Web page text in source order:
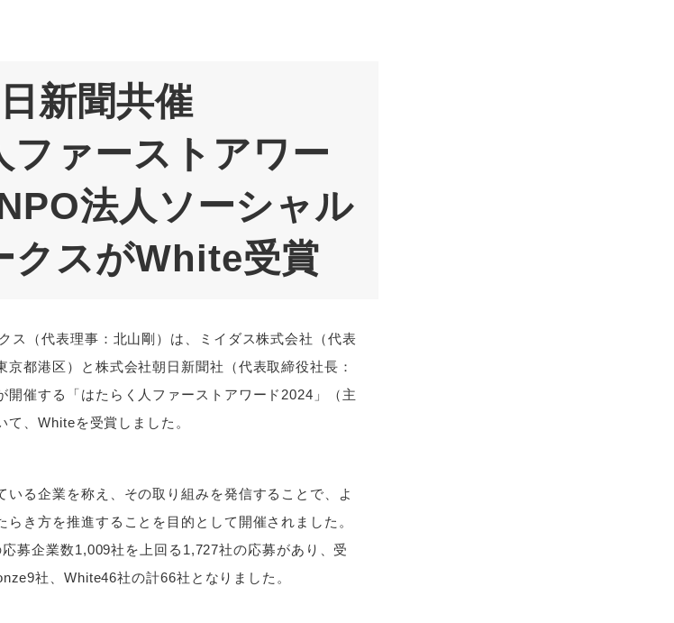
新聞共催
ファーストアワー
法人ソーシャル
クスがWhite受賞
ス（代表理事：北山剛）は、ミイダス株式会社（代表
都港区）と株式会社朝日新聞社（代表取締役社長：
開催する「はたらく人ファーストアワード2024」（主
、Whiteを受賞しました。
いる企業を称え、その取り組みを発信することで、よ
らき方を推進することを目的として開催されました。
募企業数1,009社を上回る1,727社の応募があり、受
社、White46社の計66社となりました。